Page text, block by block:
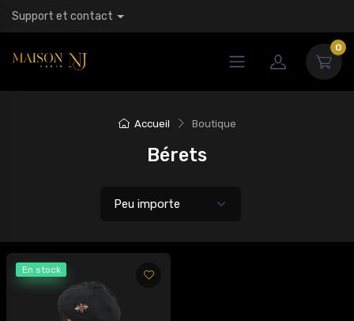
Support et contact
0
Accueil Boutique
Bérets
En stock